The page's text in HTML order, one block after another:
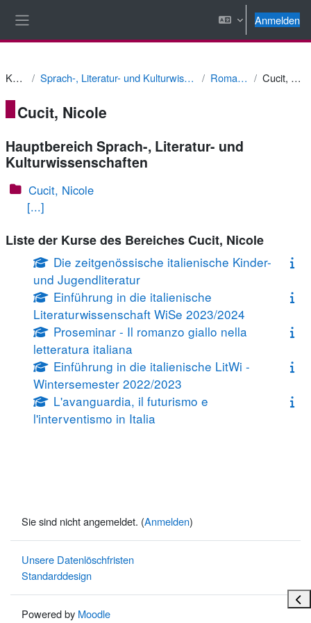
Anmelden
Kurse Sprach-, Literatur- und Kulturwissenschaften Romanistik Cucit, Nicole
Cucit, Nicole
Hauptbereich Sprach-, Literatur- und
Kulturwissenschaften
Cucit, Nicole
[...]
Liste der Kurse des Bereiches Cucit, Nicole
Die zeitgenössische italienische Kinder-
und Jugendliteratur
Einführung in die italienische
Literaturwissenschaft WiSe 2023/2024
Proseminar - Il romanzo giallo nella
letteratura italiana
Einführung in die italienische LitWi -
Wintersemester 2022/2023
L'avanguardia, il futurismo e
l'interventismo in Italia
Sie sind nicht angemeldet. (Anmelden)
Unsere Datenlöschfristen
Standarddesign
Powered by Moodle